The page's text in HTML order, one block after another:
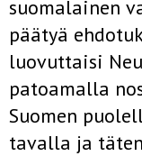
suomalainen
päätyä
luovuttaisi
patoamalla
Suomen
tavalla ja